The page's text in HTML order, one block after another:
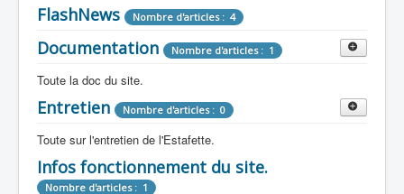
FlashNews Nombre d'articles : 4
Documentation Nombre d'articles : 1
Toute la doc du site.
Revue de Presse Nombre d'articles : 9
Tous les articles que l'on a vu sur l'estafette !
Camping Car Nombre d'articles : 3
Entretien Nombre d'articles : 0
Toute sur l'entretien de l'Estafette.
Mécanique Nombre d'articles : 0
Infos fonctionnement du site.
Nombre d'articles : 1